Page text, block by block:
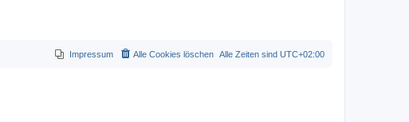
Alle Zeiten sind UTC+02:00
Alle Cookies löschen
Impressum